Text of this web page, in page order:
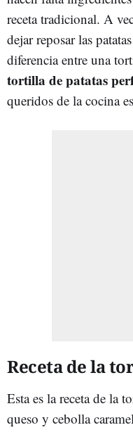
receta tradicional. A
dejar reposar las
diferencia entre una
tortilla de patatas
queridos de la cocina
Receta de la
Esta es la receta de la
queso y cebolla